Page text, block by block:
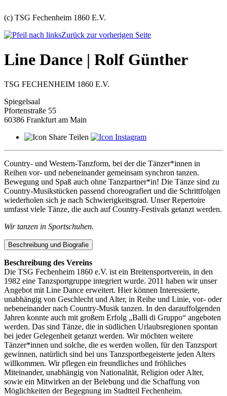
(c) TSG Fechenheim 1860 E.V.
Zurück zur vorherigen Seite
Line Dance | Rolf Günther
TSG FECHENHEIM 1860 E.V.
Spiegelsaal
Pfortenstraße 55
60386 Frankfurt am Main
Teilen
Country- und Western-Tanzform, bei der die Tänzer*innen in
Reihen vor- und nebeneinander gemeinsam synchron tanzen.
Bewegung und Spaß auch ohne Tanzpartner*in! Die Tänze sind zu
Country-Musikstücken passend choreografiert und die Schrittfolgen
wiederholen sich je nach Schwierigkeitsgrad. Unser Repertoire
umfasst viele Tänze, die auch auf Country-Festivals getanzt werden.
Wir tanzen in Sportschuhen.
Beschreibung und Biografie
Beschreibung des Vereins
Die TSG Fechenheim 1860 e.V. ist ein Breitensportverein, in den
1982 eine Tanzsportgruppe integriert wurde. 2011 haben wir unser
Angebot mit Line Dance erweitert. Hier können Interessierte,
unabhängig von Geschlecht und Alter, in Reihe und Linie, vor- oder
nebeneinander nach Country-Musik tanzen. In den darauffolgenden
Jahren konnte auch mit großem Erfolg „Balli di Gruppo“ angeboten
werden. Das sind Tänze, die in südlichen Urlaubsregionen spontan
bei jeder Gelegenheit getanzt werden. Wir möchten weitere
Tänzer*innen und solche, die es werden wollen, für den Tanzsport
gewinnen, natürlich sind bei uns Tanzsportbegeisterte jeden Alters
willkommen. Wir pflegen ein freundliches und fröhliches
Miteinander, unabhängig von Nationalität, Religion oder Alter,
sowie ein Mitwirken an der Belebung und die Schaffung von
Möglichkeiten der Begegnung im Stadtteil Fechenheim.